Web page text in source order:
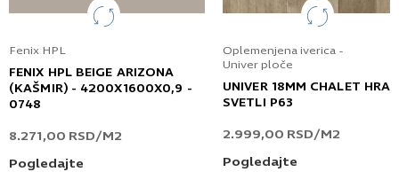
Fenix HPL
FENIX HPL BEIGE ARIZONA
(KAŠMIR) - 4200X1600X0,9 -
0748
8.271,00 RSD/M2
Pogledajte
Oplemenjena iverica -
Univer ploče
UNIVER 18MM CHALET
SVETLI P63
2.999,00 RSD/M2
Pogledajte